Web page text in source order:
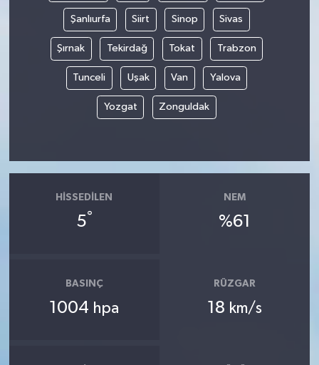
Şanlıurfa Siirt Sinop Sivas
Şırnak Tekirdağ Tokat Trabzon
Tunceli Uşak Van Yalova
Yozgat Zonguldak
HISSEDILEN
5°
NEM
%61
BASINÇ
1004 hpa
RÜZGAR
18 km/s